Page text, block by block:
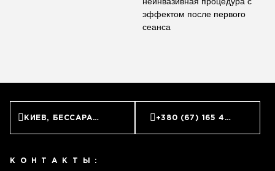
эффектом после первого
сеанса
КИЕВ, БЕССАРАБСКАЯ ПЛОЩАДЬ, 7 +380 (67) 165 45 45
КОНТАКТЫ: